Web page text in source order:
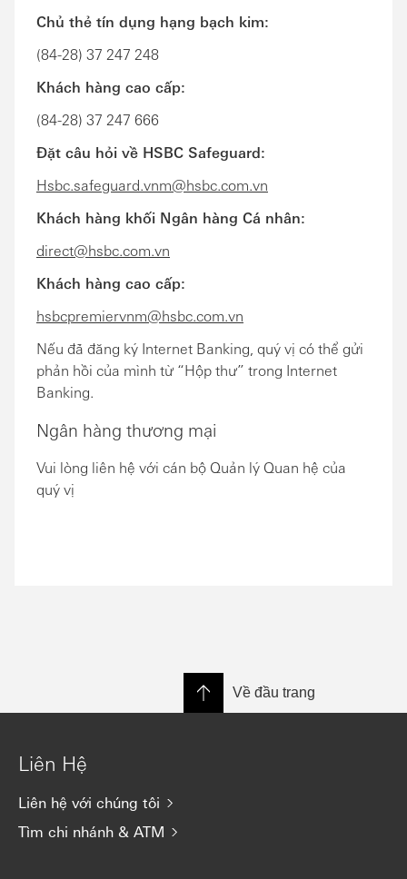
Chủ thẻ tín dụng hạng bạch kim:
(84-28) 37 247 248
Khách hàng cao cấp:
(84-28) 37 247 666
Đặt câu hỏi về HSBC Safeguard:
Hsbc.safeguard.vnm@hsbc.com.vn
Khách hàng khối Ngân hàng Cá nhân:
direct@hsbc.com.vn
Khách hàng cao cấp:
hsbcpremiervnm@hsbc.com.vn
Nếu đã đăng ký Internet Banking, quý vị có thể gửi
phản hồi của mình từ “Hộp thư” trong Internet
Banking.
Ngân hàng thương mại
Vui lòng liên hệ với cán bộ Quản lý Quan hệ của
quý vị
Về đầu trang
Liên Hệ
Liên hệ với chúng tôi
Tìm chi nhánh & ATM